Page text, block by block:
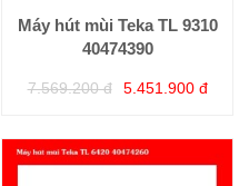
Máy hút mùi Teka TL 9310
40474390
7.569.200 đ 5.451.900 đ